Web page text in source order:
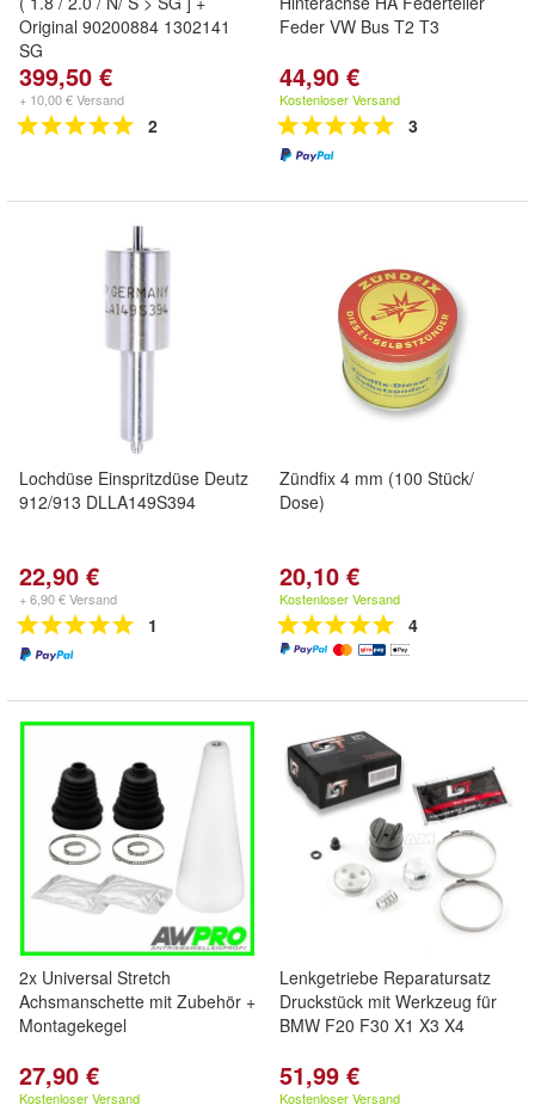
Original 90200884 1302141
SG
399,50 €
+ 10,00 € Versand
2
Feder VW Bus T2 T3
44,90 €
Kostenloser Versand
3
Lochdüse Einspritzdüse Deutz
912/913 DLLA149S394
22,90 €
+ 6,90 € Versand
1
Zündfix 4 mm (100 Stück/
Dose)
20,10 €
Kostenloser Versand
4
2x Universal Stretch
Achsmanschette mit Zubehör +
Montagekegel
27,90 €
Kostenloser Versand
Lenkgetriebe Reparatursatz
Druckstück mit Werkzeug für
BMW F20 F30 X1 X3 X4
51,99 €
Kostenloser Versand